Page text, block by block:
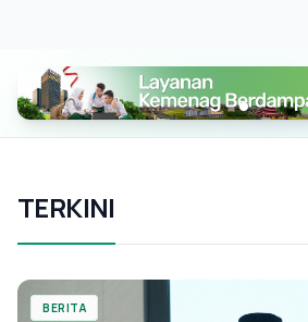
TERKINI
BERITA